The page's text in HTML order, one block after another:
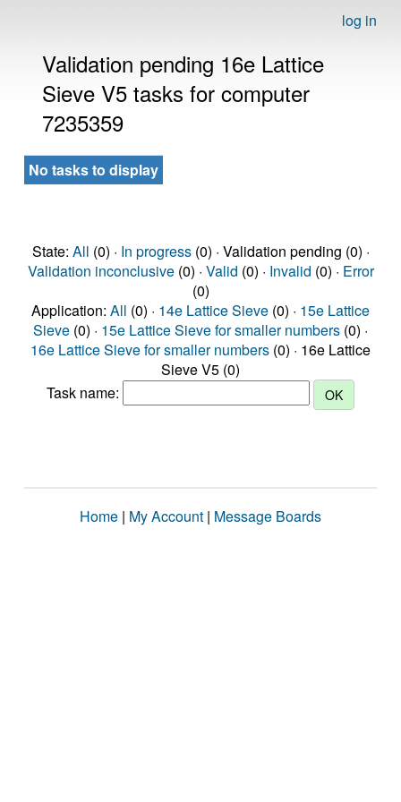
log in
Validation pending 16e Lattice
Sieve V5 tasks for computer
7235359
No tasks to display
State: All (0) · In progress(0) · Validation pending (0) ·
Validation inconclusive(0) · Valid (0) · Invalid (0) · Error
(0)
Application: All (0) · 14e Lattice Sieve (0) · 15e Lattice
Sieve (0) · 15e Lattice Sieve for smaller numbers (0) ·
16e Lattice Sieve for smaller numbers (0) · 16e Lattice
Sieve V5 (0)
Task name:
Home | My Account | Message Boards